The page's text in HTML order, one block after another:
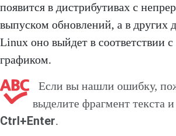
появится в дистрибутивах с
выпуском обновлений, а в других
Linux оно выйдет в соответствии
графиком.
Если вы нашли ошибку,
выделите фрагмент текста
Ctrl+Enter.